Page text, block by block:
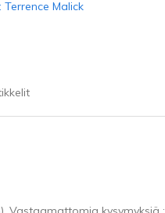
Terrence Malick